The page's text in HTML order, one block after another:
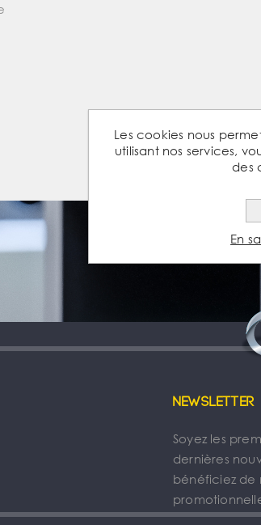
Newsletter
Soyez les
dernières
bénéficiez de
Les cookies nous
utilisant nos services,
des
En